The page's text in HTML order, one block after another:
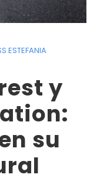
ESTEFANIA
y
su